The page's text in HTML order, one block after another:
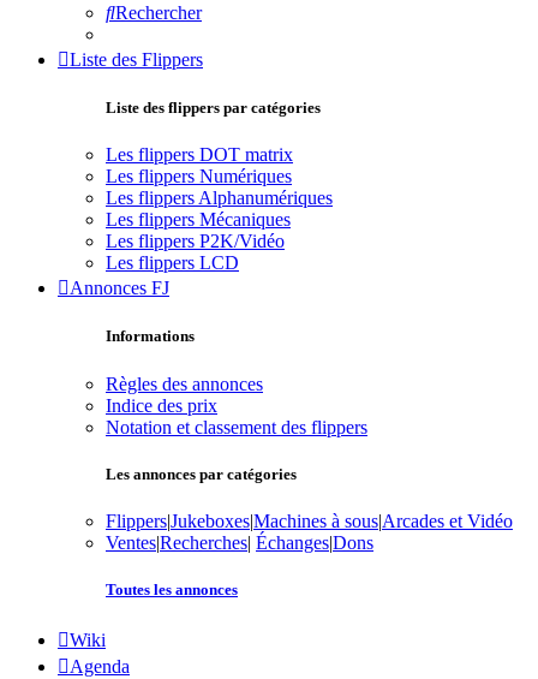
Rechercher
Liste des Flippers
Liste des flippers par catégories
Les flippers DOT matrix
Les flippers Numériques
Les flippers Alphanumériques
Les flippers Mécaniques
Les flippers P2K/Vidéo
Les flippers LCD
Annonces FJ
Informations
Règles des annonces
Indice des prix
Notation et classement des flippers
Les annonces par catégories
Flippers|Jukeboxes|Machines à sous|Arcades et Vidéo
Ventes|Recherches| Échanges|Dons
Toutes les annonces
Wiki
Agenda